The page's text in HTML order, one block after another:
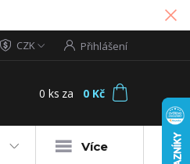
CZK Přihlášení
0 ks za 0 Kč
Více